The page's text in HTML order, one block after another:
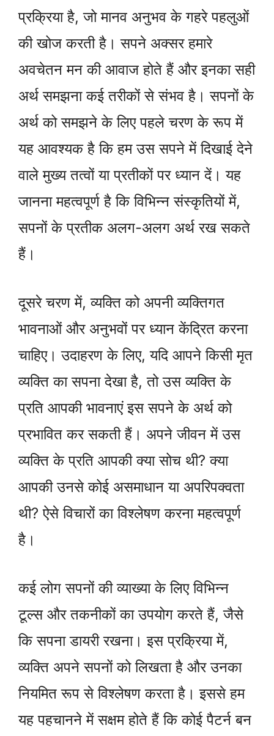
प्रक्रिया है, जो मानव अनुभव के गहरे पहलुओं
की खोज करती है। सपने अक्सर हमारे
अवचेतन मन की आवाज होते हैं और इनका सही
अर्थ समझना कई तरीकों से संभव है। सपनों के
अर्थ को समझने के लिए पहले चरण के रूप में
यह आवश्यक है कि हम उस सपने में दिखाई देने
वाले मुख्य तत्वों या प्रतीकों पर ध्यान दें। यह
जानना महत्वपूर्ण है कि विभिन्न संस्कृतियों में,
सपनों के प्रतीक अलग-अलग अर्थ रख सकते
हैं।
दूसरे चरण में, व्यक्ति को अपनी व्यक्तिगत
भावनाओं और अनुभवों पर ध्यान केंद्रित करना
चाहिए। उदाहरण के लिए, यदि आपने किसी मृत
व्यक्ति का सपना देखा है, तो उस व्यक्ति के
प्रति आपकी भावनाएं इस सपने के अर्थ को
प्रभावित कर सकती हैं। अपने जीवन में उस
व्यक्ति के प्रति आपकी क्या सोच थी? क्या
आपकी उनसे कोई असमाधान या अपरिपक्वता
थी? ऐसे विचारों का विश्लेषण करना महत्वपूर्ण
है।
कई लोग सपनों की व्याख्या के लिए विभिन्न
टूल्स और तकनीकों का उपयोग करते हैं, जैसे
कि सपना डायरी रखना। इस प्रक्रिया में,
व्यक्ति अपने सपनों को लिखता है और उनका
नियमित रूप से विश्लेषण करता है। इससे हम
यह पहचानने में सक्षम होते हैं कि कोई पैटर्न बन